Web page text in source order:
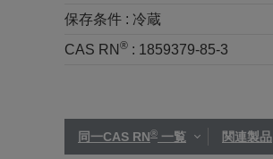
保存条件 : 冷蔵
CAS RN ® : 1859379-85-3
同一CAS RN® 一覧 関連製品